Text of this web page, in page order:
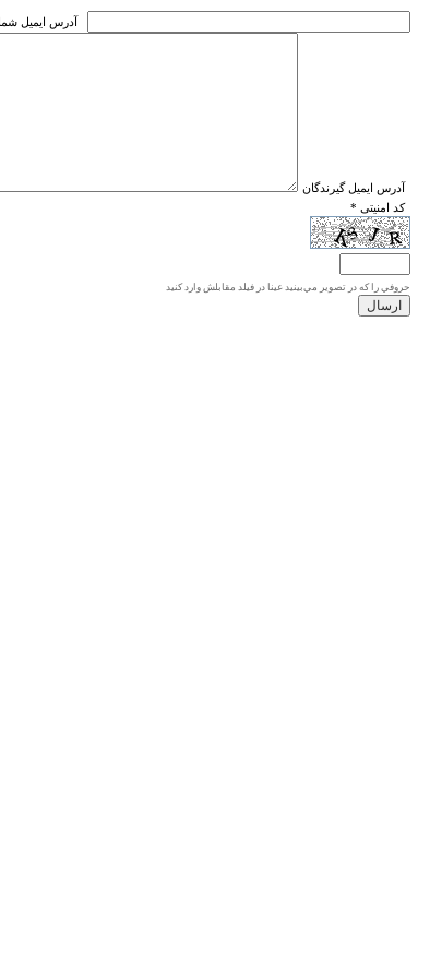
* آدرس ايميل شما
* آدرس ايميل گيرندگان
* کد امنیتی
حروفي را كه در تصوير مي‌بينيد عينا در فيلد مقابلش وارد كنيد